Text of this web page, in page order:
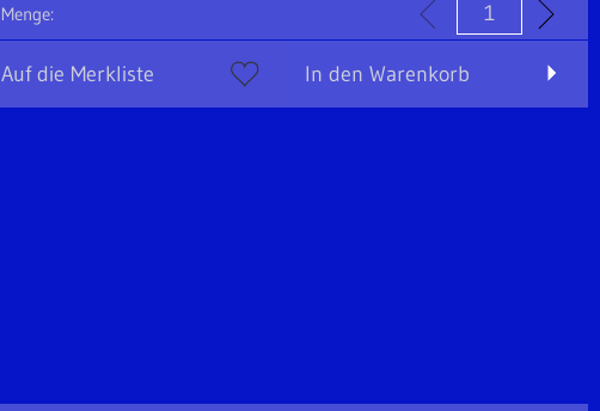
Menge:
Auf die Merkliste In den Warenkorb